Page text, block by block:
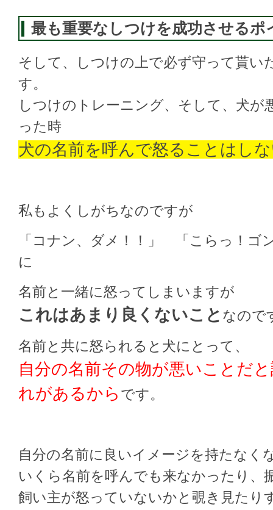
最も重要なしつけを成功させるポ
そして、しつけの上で必ず守って貰い
す。
しつけのトレーニング、そして、犬が
った時
犬の名前を呼んで怒ることはし
私もよくしがちなのですが
「コナン、ダメ！！」 「こらっ！ゴ
に
名前と一緒に怒ってしまいますが
これはあまり良くないこと なので
名前と共に怒られると犬にとって、
自分の名前その物が悪いことだ
れがあるから です。
自分の名前に良いイメージを持たなく
いくら名前を呼んでも来なかったり、
飼い主が怒っていないかと覗き見たり